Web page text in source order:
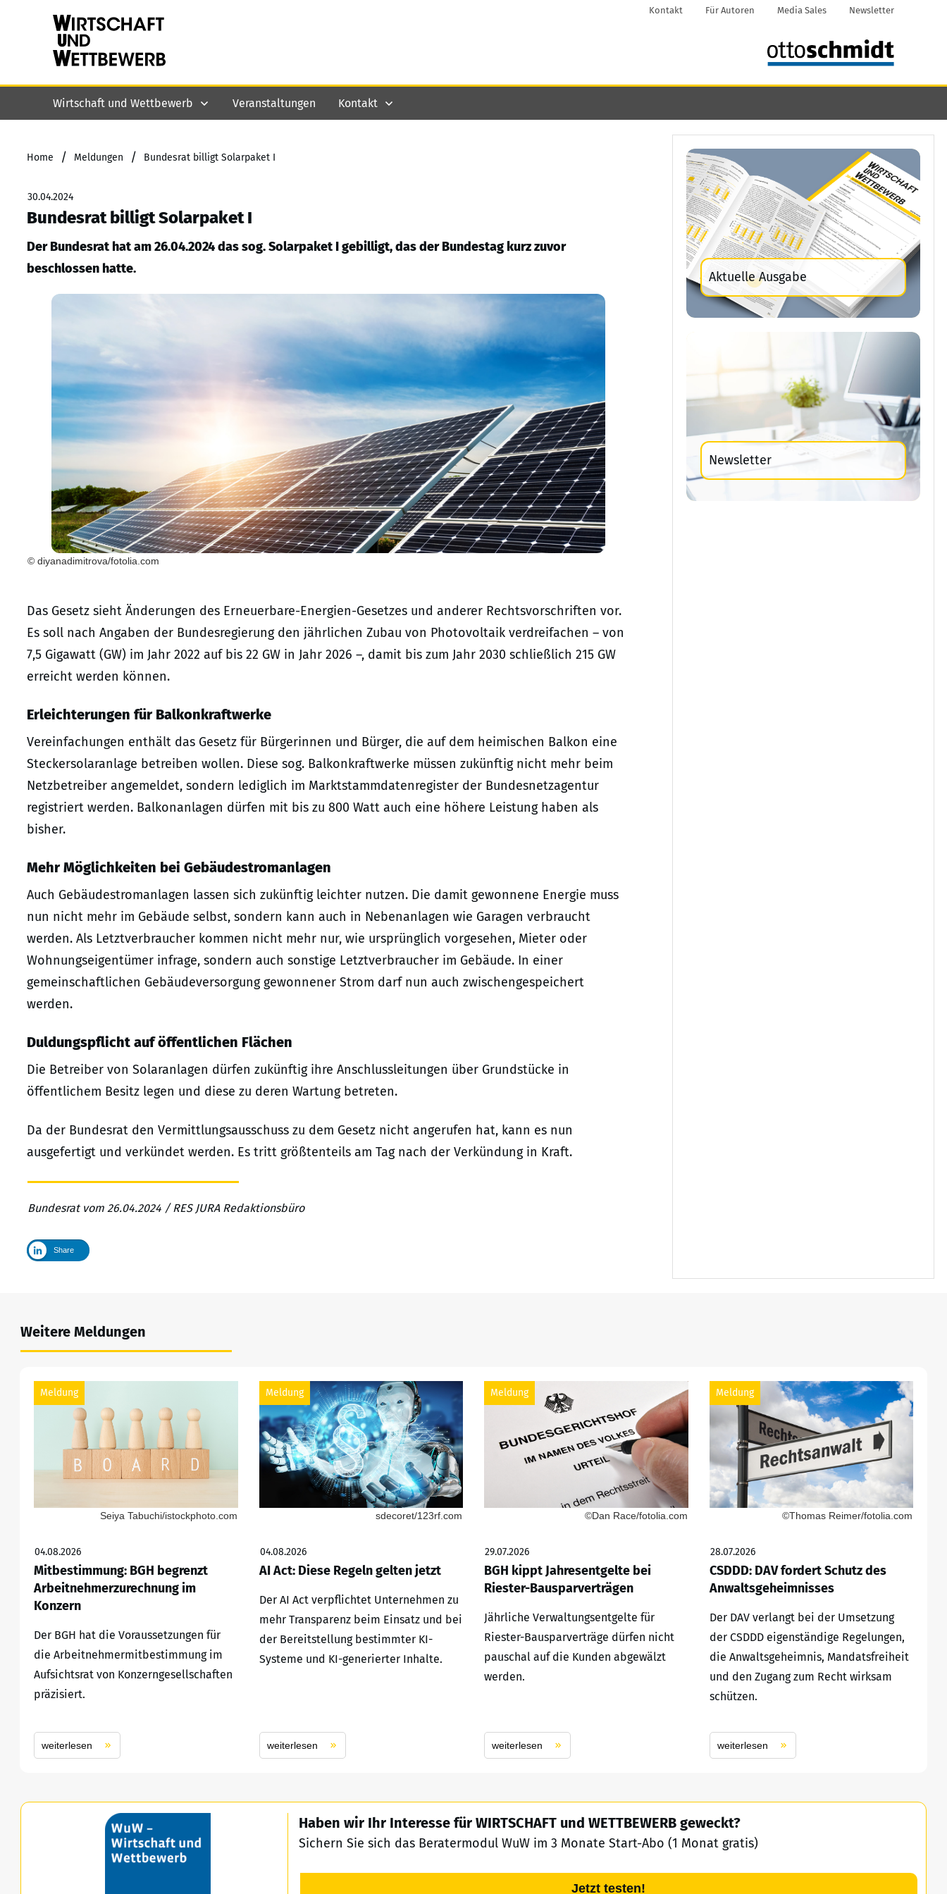
Kontakt Für Autoren Media Sales Newsletter
Wirtschaft und Wettbewerb Veranstaltungen Kontakt
Home / Meldungen / Bundesrat billigt Solarpaket I
30.04.2024
Bundesrat billigt Solarpaket I
Der Bundesrat hat am 26.04.2024 das sog. Solarpaket I gebilligt, das der Bundestag kurz zuvor
beschlossen hatte.
© diyanadimitrova/fotolia.com
Das Gesetz sieht Änderungen des Erneuerbare-Energien-Gesetzes und anderer Rechtsvorschriften vor.
Es soll nach Angaben der Bundesregierung den jährlichen Zubau von Photovoltaik verdreifachen – von
7,5 Gigawatt (GW) im Jahr 2022 auf bis 22 GW in Jahr 2026 –, damit bis zum Jahr 2030 schließlich 215 GW
erreicht werden können.
Erleichterungen für Balkonkraftwerke
Vereinfachungen enthält das Gesetz für Bürgerinnen und Bürger, die auf dem heimischen Balkon eine
Steckersolaranlage betreiben wollen. Diese sog. Balkonkraftwerke müssen zukünftig nicht mehr beim
Netzbetreiber angemeldet, sondern lediglich im Marktstammdatenregister der Bundesnetzagentur
registriert werden. Balkonanlagen dürfen mit bis zu 800 Watt auch eine höhere Leistung haben als
bisher.
Mehr Möglichkeiten bei Gebäudestromanlagen
Auch Gebäudestromanlagen lassen sich zukünftig leichter nutzen. Die damit gewonnene Energie muss
nun nicht mehr im Gebäude selbst, sondern kann auch in Nebenanlagen wie Garagen verbraucht
werden. Als Letztverbraucher kommen nicht mehr nur, wie ursprünglich vorgesehen, Mieter oder
Wohnungseigentümer infrage, sondern auch sonstige Letztverbraucher im Gebäude. In einer
gemeinschaftlichen Gebäudeversorgung gewonnener Strom darf nun auch zwischengespeichert
werden.
Duldungspflicht auf öffentlichen Flächen
Die Betreiber von Solaranlagen dürfen zukünftig ihre Anschlussleitungen über Grundstücke in
öffentlichem Besitz legen und diese zu deren Wartung betreten.
Da der Bundesrat den Vermittlungsausschuss zu dem Gesetz nicht angerufen hat, kann es nun
ausgefertigt und verkündet werden. Es tritt größtenteils am Tag nach der Verkündung in Kraft.
Bundesrat vom 26.04.2024 / RES JURA Redaktionsbüro
Share
Aktuelle Ausgabe
Newsletter
Weitere Meldungen
Meldung
Seiya Tabuchi/istockphoto.com
04.08.2026
Mitbestimmung: BGH begrenzt
Arbeitnehmerzurechnung im
Konzern
Der BGH hat die Voraussetzungen für
die Arbeitnehmermitbestimmung im
Aufsichtsrat von Konzerngesellschaften
präzisiert.
weiterlesen
Meldung
sdecoret/123rf.com
04.08.2026
AI Act: Diese Regeln gelten jetzt
Der AI Act verpflichtet Unternehmen zu
mehr Transparenz beim Einsatz und bei
der Bereitstellung bestimmter KI-
Systeme und KI-generierter Inhalte.
weiterlesen
Meldung
©Dan Race/fotolia.com
29.07.2026
BGH kippt Jahresentgelte bei
Riester-Bausparverträgen
Jährliche Verwaltungsentgelte für
Riester-Bausparverträge dürfen nicht
pauschal auf die Kunden abgewälzt
werden.
weiterlesen
Meldung
©Thomas Reimer/fotolia.com
28.07.2026
CSDDD: DAV fordert Schutz des
Anwaltsgeheimnisses
Der DAV verlangt bei der Umsetzung
der CSDDD eigenständige Regelungen,
die Anwaltsgeheimnis, Mandatsfreiheit
und den Zugang zum Recht wirksam
schützen.
weiterlesen
Haben wir Ihr Interesse für WIRTSCHAFT und WETTBEWERB geweckt?
Sichern Sie sich das Beratermodul WuW im 3 Monate Start-Abo (1 Monat gratis)
Jetzt testen!